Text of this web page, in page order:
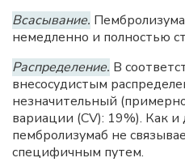
Всасывание.
немедленно и полностью
Распределение. В
внесосудистым
незначительный
вариации (CV): 19%). Как и
пембролизумаб не
специфичным путем.